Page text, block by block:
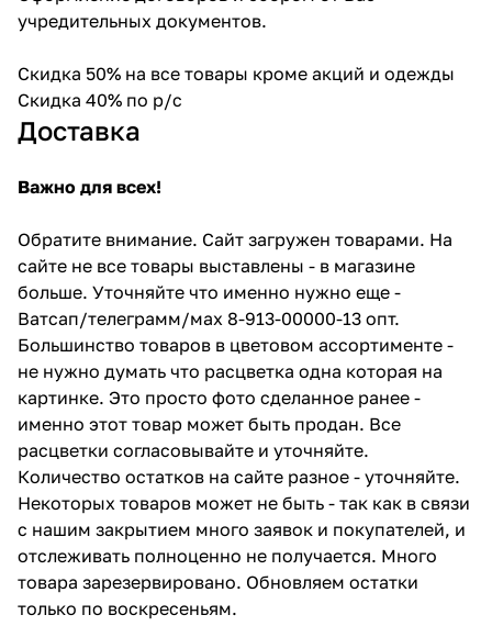
учредительных документов.
Скидка 50% на все товары кроме акций и одежды
Скидка 40% по р/с
Доставка
Важно для всех!
Обратите внимание. Сайт загружен товарами. На
сайте не все товары выставлены - в магазине
больше. Уточняйте что именно нужно еще -
Ватсап/телеграмм/мах 8-913-00000-13 опт.
Большинство товаров в цветовом ассортименте -
не нужно думать что расцветка одна которая на
картинке. Это просто фото сделанное ранее -
именно этот товар может быть продан. Все
расцветки согласовывайте и уточняйте.
Количество остатков на сайте разное - уточняйте.
Некоторых товаров может не быть - так как в связи
с нашим закрытием много заявок и покупателей, и
отслеживать полноценно не получается. Много
товара зарезервировано. Обновляем остатки
только по воскресеньям.